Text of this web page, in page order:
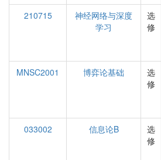
210715
神经网络与深度
学习
选
修
MNSC2001
博弈论基础
选
修
033002
信息论B
选
修